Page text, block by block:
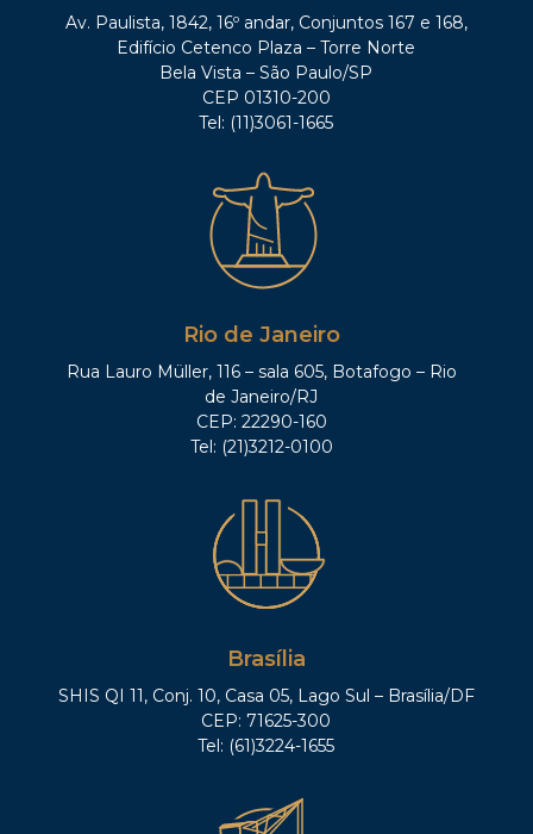
Av. Paulista, 1842, 16º andar, Conjuntos 167 e 168,
Edifício Cetenco Plaza – Torre Norte
Bela Vista – São Paulo/SP
CEP 01310-200
Tel: (11)3061-1665
Rio de Janeiro
Rua Lauro Müller, 116 – sala 605, Botafogo – Rio
de Janeiro/RJ
CEP: 22290-160
Tel: (21)3212-0100
Brasília
SHIS QI 11, Conj. 10, Casa 05, Lago Sul – Brasília/DF
CEP: 71625-300
Tel: (61)3224-1655